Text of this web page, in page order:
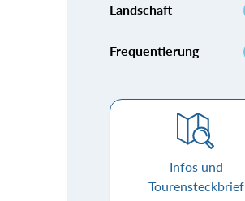
Landschaft
Frequentierung
Infos und
Tourensteckbrief